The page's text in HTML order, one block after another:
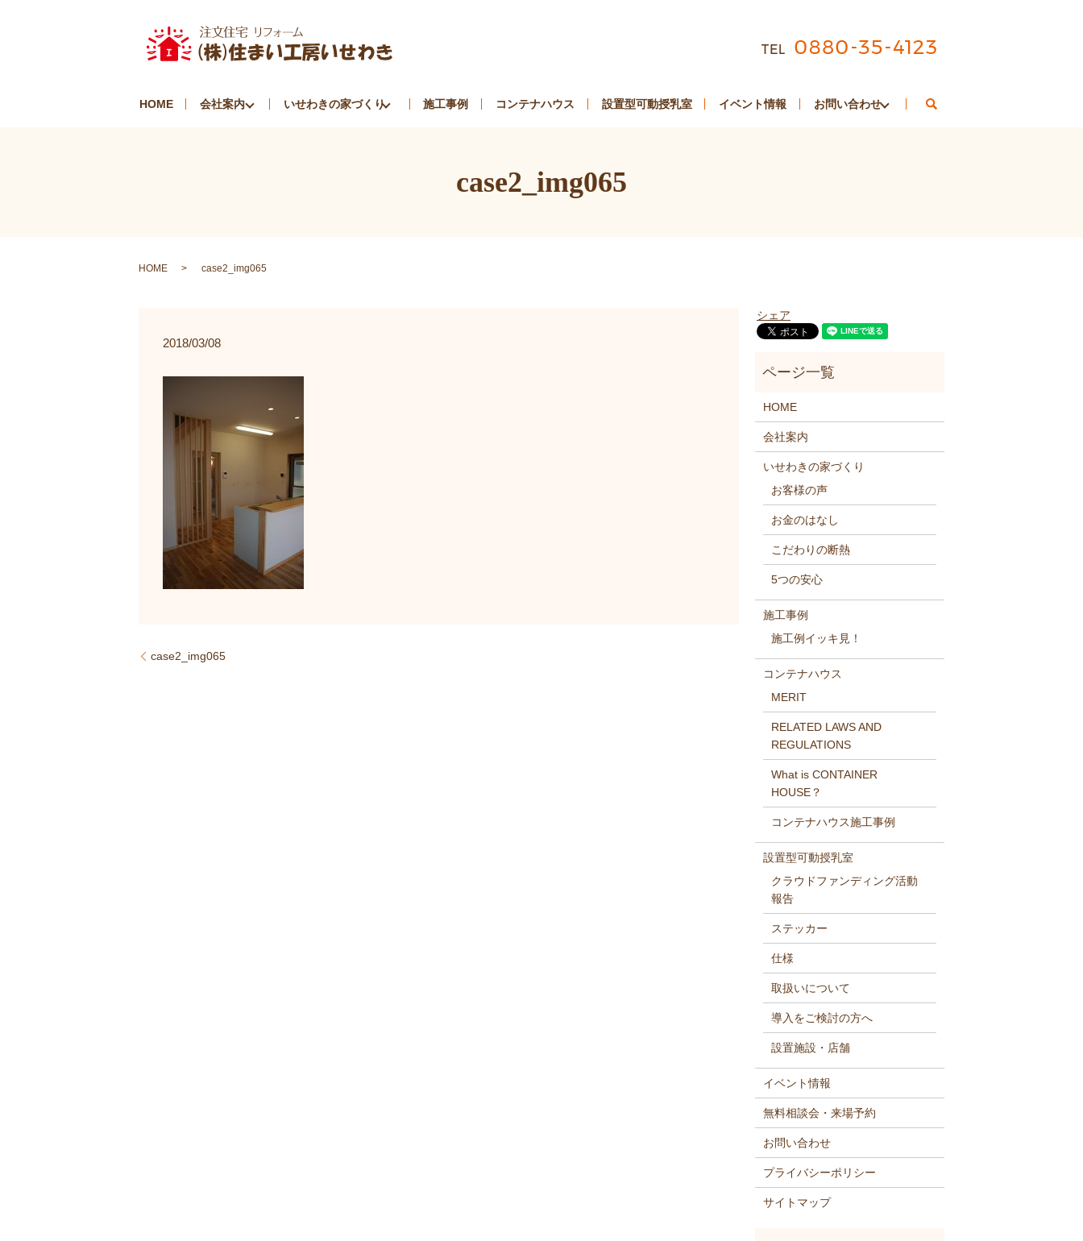
HOME 会社案内 いせわきの家づくり 施工事例 コンテナハウス 設置型可動授乳室 イベント情報 お問い合わせ
case2_img065
HOME case2_img065
2018/03/08
case2_img065
シェア
HOME
会社案内
いせわきの家づくり
お客様の声
お金のはなし
こだわりの断熱
5つの安心
施工事例
施工例イッキ見！
コンテナハウス
MERIT
RELATED LAWS AND
REGULATIONS
What is CONTAINER
HOUSE？
コンテナハウス施工事例
設置型可動授乳室
クラウドファンディング活動
報告
ステッカー
仕様
取扱いについて
導入をご検討の方へ
設置施設・店舗
イベント情報
無料相談会・来場予約
お問い合わせ
プライバシーポリシー
サイトマップ